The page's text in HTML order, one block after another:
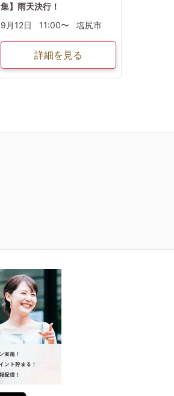
集】雨天決行！
9月12日
11:00〜 塩尻市
詳細を見る